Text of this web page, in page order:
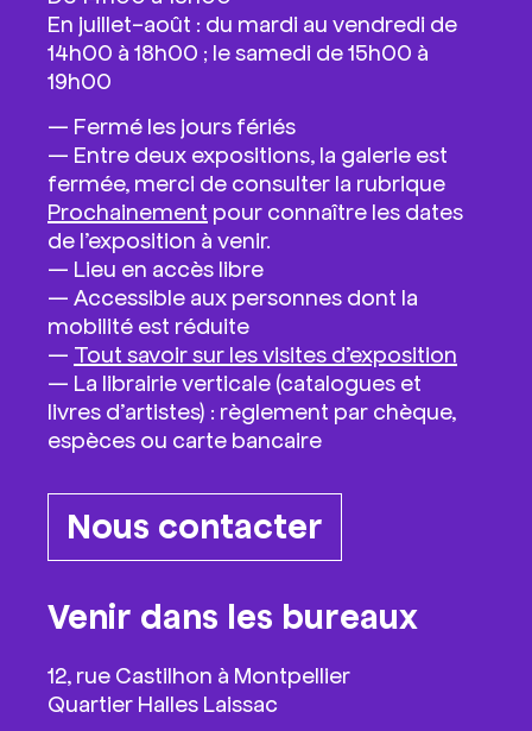
En juillet-août : du mardi au vendredi de
14h00 à 18h00 ; le samedi de 15h00 à
19h00
— Fermé les jours fériés
— Entre deux expositions, la galerie est
fermée, merci de consulter la rubrique
Prochainement pour connaître les dates
de l’exposition à venir.
— Lieu en accès libre
— Accessible aux personnes dont la
mobilité est réduite
— Tout savoir sur les visites d’exposition
— La librairie verticale (catalogues et
livres d’artistes) : règlement par chèque,
espèces ou carte bancaire
Nous contacter
Venir dans les bureaux
12, rue Castilhon à Montpellier
Quartier Halles Laissac